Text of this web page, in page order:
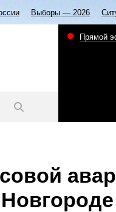
Выборы — 2026
Прямой